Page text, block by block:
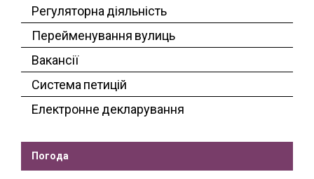
Регуляторна діяльність
Перейменування вулиць
Вакансії
Система петицій
Електронне декларування
Погода